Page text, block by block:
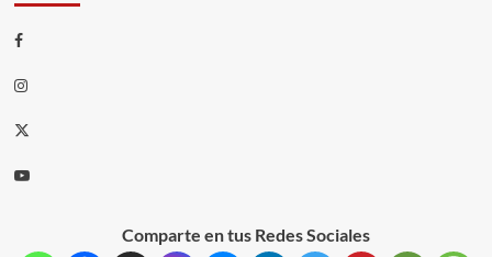
Comparte en tus Redes Sociales